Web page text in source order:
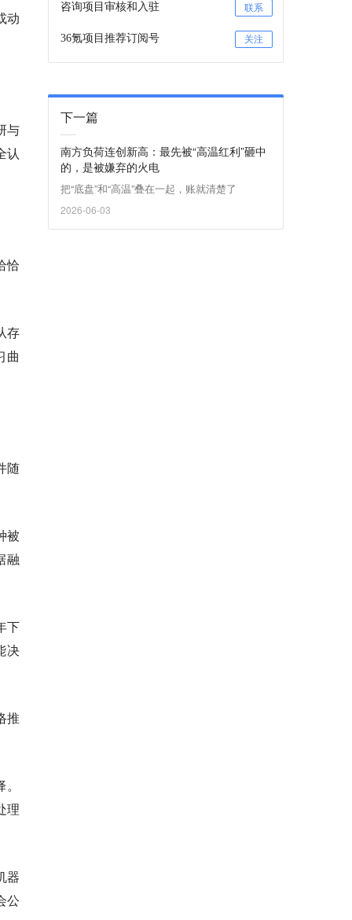
动
与
认
恰
存
曲
随
被
融
下
决
推
理
器
公
咨询项目审核和入驻 联系
36氪项目推荐订阅号 关注
下一篇
南方负荷连创新高：最先被“高温红利”砸中
的，是被嫌弃的火电
把“底盘”和“高温”叠在一起，账就清楚了
2026-06-03